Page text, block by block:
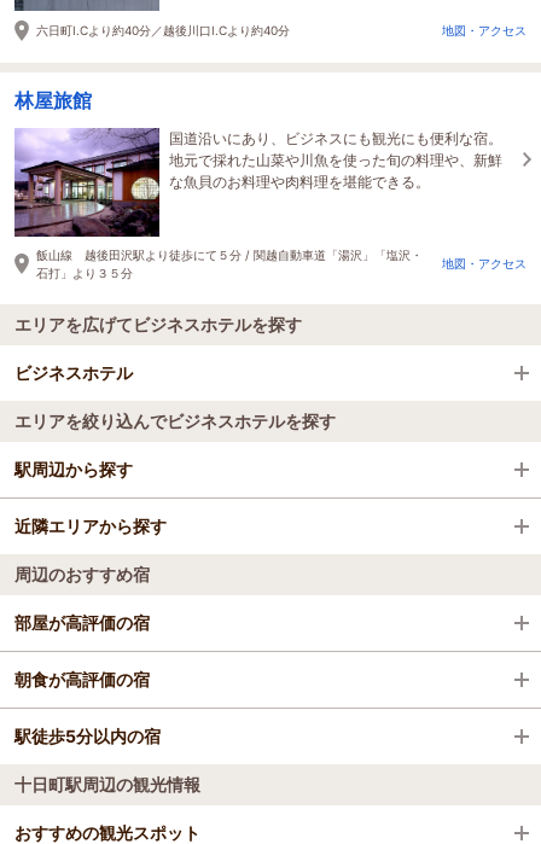
六日町I.Cより約40分／越後川口I.Cより約40分 地図・アクセス
林屋旅館
国道沿いにあり、ビジネスにも観光にも便利な宿。
地元で採れた山菜や川魚を使った旬の料理や、新鮮
な魚貝のお料理や肉料理を堪能できる。
飯山線 越後田沢駅より徒歩にて５分 / 関越自動車道「湯沢」「塩沢・
石打」より３５分
地図・アクセス
エリアを広げてビジネスホテルを探す
ビジネスホテル
全国のビジネスホテル
南魚沼・十日町・津南（六日町）
十日町・津南・松之山
エリアを絞り込んでビジネスホテルを探す
駅周辺から探す
まつだい駅
石打駅
浦佐駅
六日町駅
近隣エリアから探す
十日町・津南・松之山
周辺のおすすめ宿
部屋が高評価の宿
丸山温泉 古城館
ryugon
朝食が高評価の宿
丸山温泉 古城館
ryugon
駅徒歩5分以内の宿
旬彩の庄 坂戸城
十日町駅周辺の観光情報
おすすめの観光スポット